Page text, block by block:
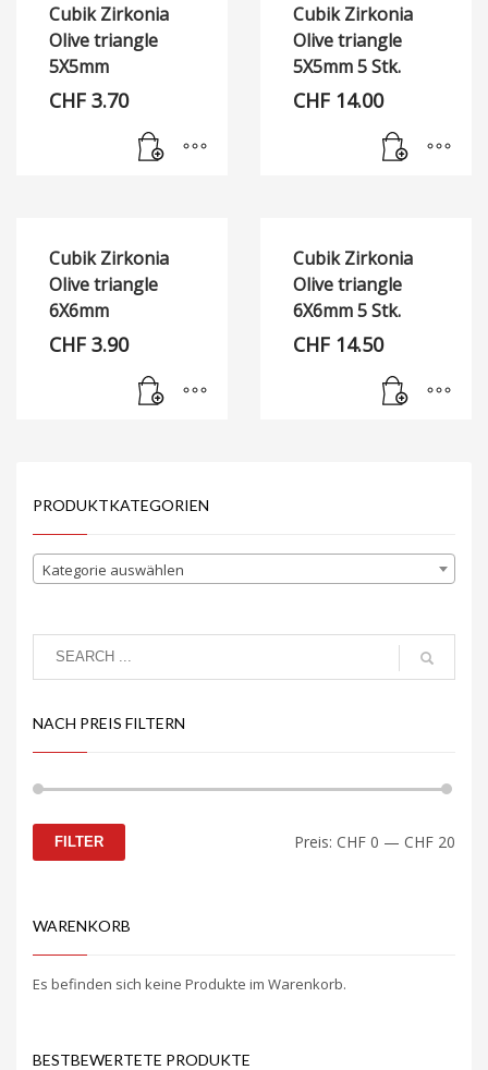
Cubik Zirkonia
Olive triangle
5X5mm
CHF 3.70
Cubik Zirkonia
Olive triangle
5X5mm 5 Stk.
CHF 14.00
Cubik Zirkonia
Olive triangle
6X6mm
CHF 3.90
Cubik Zirkonia
Olive triangle
6X6mm 5 Stk.
CHF 14.50
PRODUKTKATEGORIEN
Kategorie auswählen
NACH PREIS FILTERN
FILTER Preis: CHF 0 — CHF 20
WARENKORB
Es befinden sich keine Produkte im Warenkorb.
BESTBEWERTETE PRODUKTE